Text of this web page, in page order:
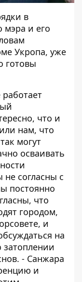
в
мэра и его
Укропа, уже
готовы
что и
нам, что
могут
осваивать
согласны с
постоянно
что
городом,
и
на
- Санжара
и